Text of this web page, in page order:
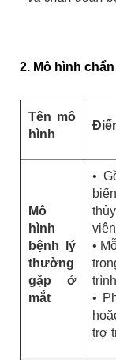
2. Mô hình
Tên mô
hình
Mô
hình
bệnh lý
thường
gặp ở
mắt
•
•
•
trợ